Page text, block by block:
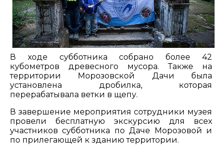
В ходе субботника собрано более 42
кубометров древесного мусора. Также на
территории Морозовской Дачи была
установлена дробилка, которая
перерабатывала ветки в щепу.
В завершение мероприятия сотрудники музея
провели бесплатную экскурсию для всех
участников субботника по Даче Морозовой и
по прилегающей к зданию территории.